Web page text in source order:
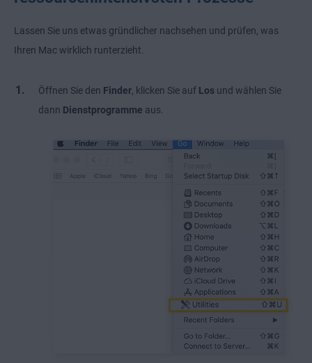
Lassen Sie uns etwas gründlicher nachsehen und prüfen, was
Ihren Mac wirklich runterzieht.
Öffnen Sie den Finder , klicken Sie auf Los und wählen Sie
dann Dienstprogramme aus.